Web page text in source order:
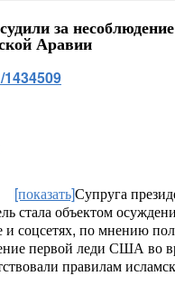
за
Аравии
[показать]Супруга
стала объектом
и соцсетях, по мнению
первой леди США во
правилам